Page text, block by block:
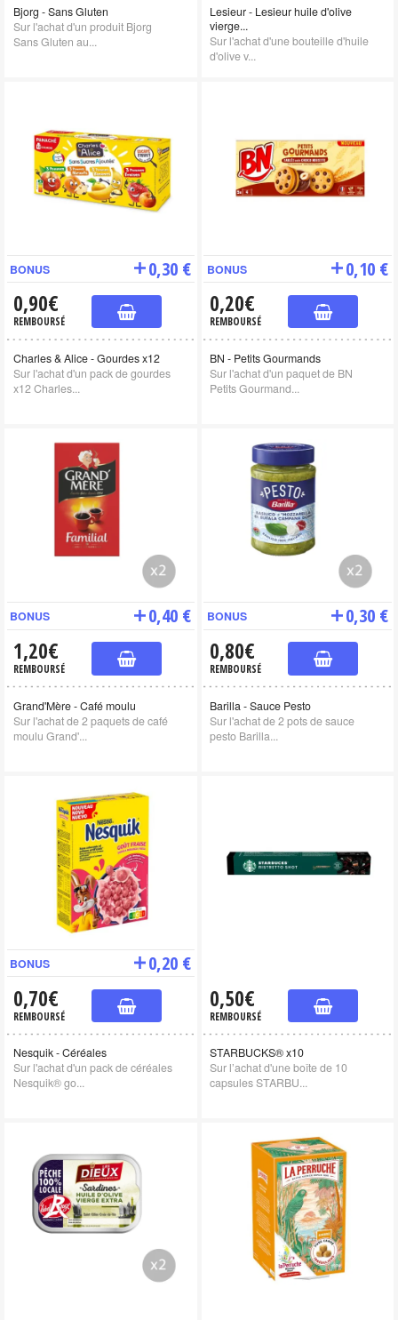
Bjorg - Sans Gluten
Sur l'achat d'un produit Bjorg
Sans Gluten au...
Lesieur - Lesieur huile d'olive
vierge...
Sur l'achat d'une bouteille d'huile
d'olive v...
BONUS 0,30 €
0,90€
REMBOURSÉ
Charles & Alice - Gourdes x12
Sur l'achat d'un pack de gourdes
x12 Charles...
BONUS 0,10 €
0,20€
REMBOURSÉ
BN - Petits Gourmands
Sur l'achat d'un paquet de BN
Petits Gourmand...
BONUS 0,40 €
1,20€
REMBOURSÉ
Grand'Mère - Café moulu
Sur l'achat de 2 paquets de café
moulu Grand'...
BONUS 0,30 €
0,80€
REMBOURSÉ
Barilla - Sauce Pesto
Sur l'achat de 2 pots de sauce
pesto Barilla...
BONUS 0,20 €
0,70€
REMBOURSÉ
Nesquik - Céréales
Sur l'achat d'un pack de céréales
Nesquik® go...
0,50€
REMBOURSÉ
STARBUCKS® x10
Sur l’achat d'une boîte de 10
capsules STARBU...